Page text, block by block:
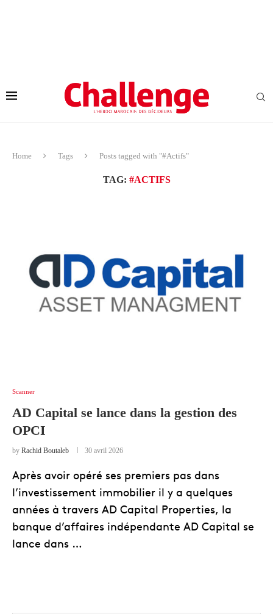
Home Tags Posts tagged with "#Actifs"
TAG: #ACTIFS
Scanner
AD Capital se lance dans la gestion des
OPCI
by Rachid Boutaleb 30 avril 2026
Après avoir opéré ses premiers pas dans
l’investissement immobilier il y a quelques
années à travers AD Capital Properties, la
banque d’affaires indépendante AD Capital se
lance dans …